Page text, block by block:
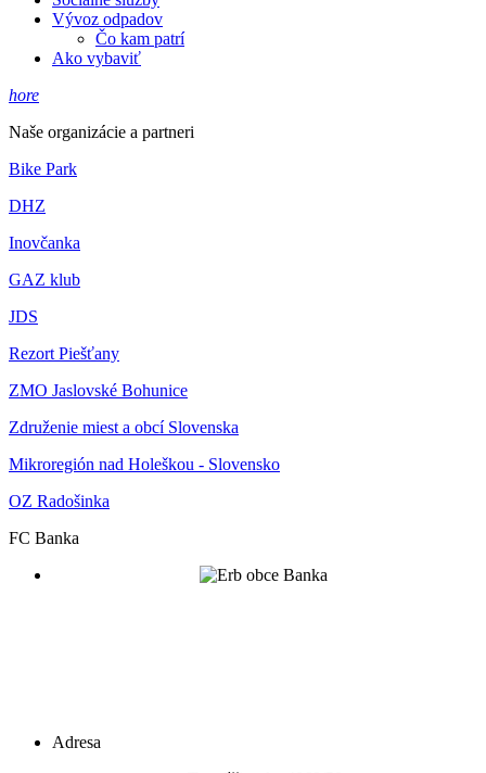
Vývoz odpadov
Čo kam patrí
Ako vybaviť
hore
Naše organizácie a partneri
Bike Park
DHZ
Inovčanka
GAZ klub
JDS
Rezort Piešťany
ZMO Jaslovské Bohunice
Združenie miest a obcí Slovenska
Mikroregión nad Holeškou - Slovensko
OZ Radošinka
FC Banka
Adresa